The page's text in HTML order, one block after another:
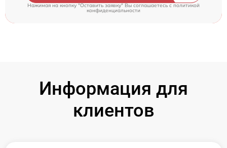
Нажимая на кнопку "Оставить заявку" Вы соглашаетесь c политикой
конфиденциальности
Информация для
клиентов